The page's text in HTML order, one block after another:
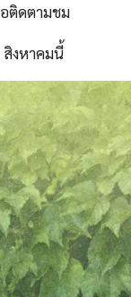
ติดตามชม
สิงหาคมนี้